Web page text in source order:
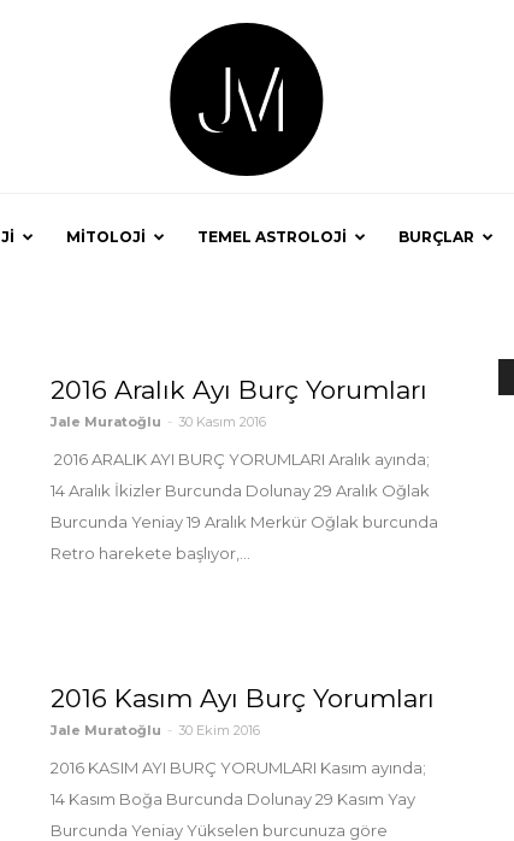
Jale
MİTOLOJİ TEMEL ASTROLOJİ BURÇLAR
2016 Aralık Ayı Burç Yorumları
Jale Muratoğlu - 30 Kasım 2016
2016 ARALIK AYI BURÇ YORUMLARI Aralık ayında;
14 Aralık İkizler Burcunda Dolunay 29 Aralık Oğlak
Burcunda Yeniay 19 Aralık Merkür Oğlak burcunda
Retro harekete başlıyor,...
2016 Kasım Ayı Burç Yorumları
Jale Muratoğlu - 30 Ekim 2016
2016 KASIM AYI BURÇ YORUMLARI Kasım ayında;
14 Kasım Boğa Burcunda Dolunay 29 Kasım Yay
Burcunda Yeniay Yükselen burcunuza göre